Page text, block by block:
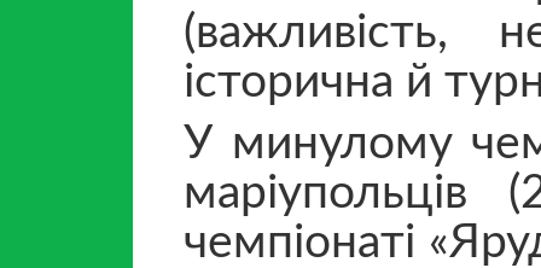
(важливість,
історична й
У минулому
чемпіонаті